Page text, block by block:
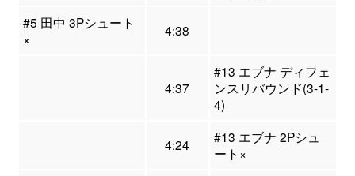
#5 田中 3Pシュート
×
4:38
4:37
#13 エブナ ディフェ
ンスリバウンド(3-1-
4)
4:24
#13 エブナ 2Pシュ
ート×